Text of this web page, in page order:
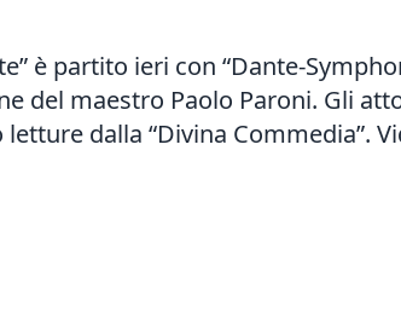
è partito ieri con “Dante-
del maestro Paolo Paroni. Gli
dalla “Divina Commedia”.